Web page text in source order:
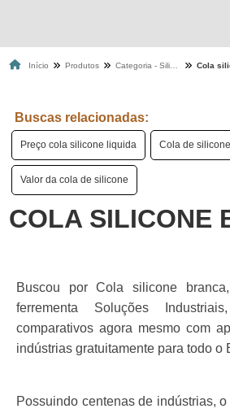
Início Produtos
Buscas relacionadas:
Preço cola silicone liquida Cola de
Valor da cola de silicone
COLA SILICONE
Buscou por Cola silicone
ferrementa Soluções
comparativos agora mesmo com
indústrias gratuitamente para todo o
Possuindo centenas de indústrias,